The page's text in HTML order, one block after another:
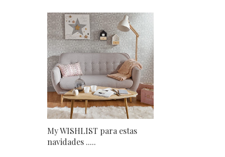
My WISHLIST para estas
navidades .....